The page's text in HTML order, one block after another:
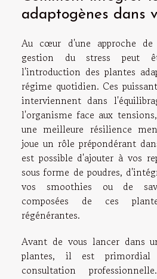
adaptogènes dans
Au cœur d'une approche
gestion du stress peut
l'introduction des plantes
régime quotidien. Ces
interviennent dans
l'organisme face aux
une meilleure résilience
joue un rôle prépondérant
est possible d'ajouter à vos
sous forme de poudres,
vos smoothies ou de
composées de ces
régénérantes.
Avant de vous lancer dans
plantes, il est
consultation